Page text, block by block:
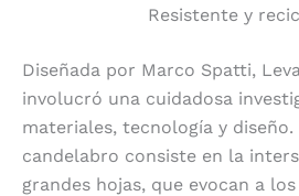
Resistente y
Diseñada por Marco Spatti,
involucró una cuidadosa
materiales, tecnología y
candelabro consiste en la
grandes hojas, que evocan a